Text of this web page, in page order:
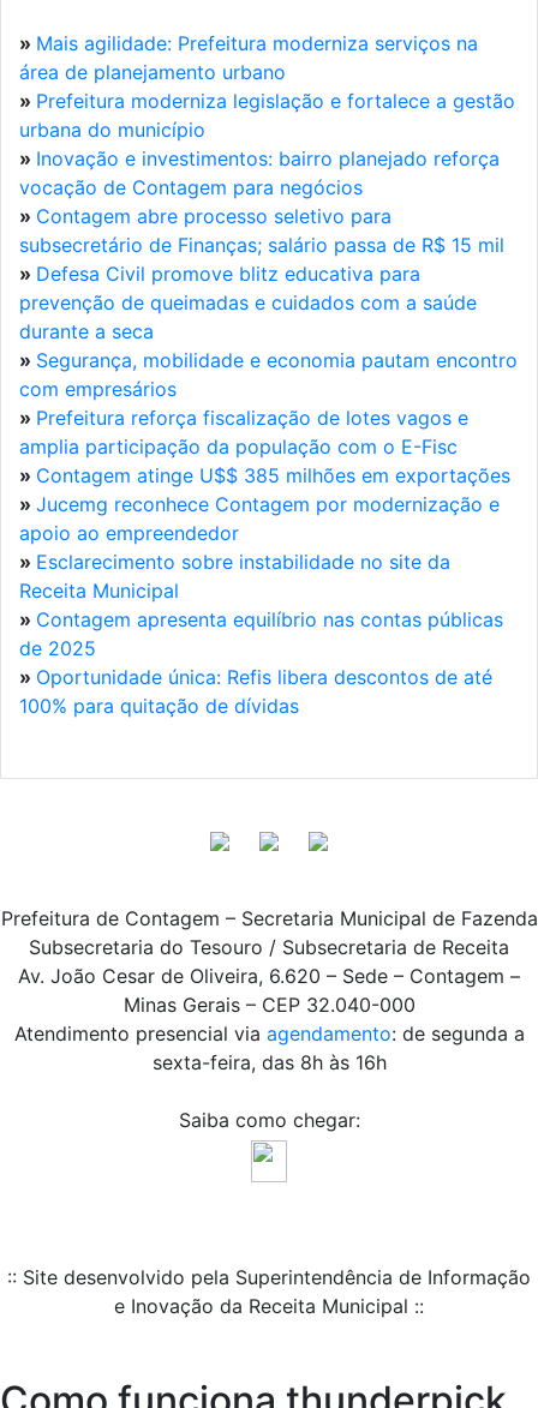
» Mais agilidade: Prefeitura moderniza serviços na
área de planejamento urbano
» Prefeitura moderniza legislação e fortalece a gestão
urbana do município
» Inovação e investimentos: bairro planejado reforça
vocação de Contagem para negócios
» Contagem abre processo seletivo para
subsecretário de Finanças; salário passa de R$ 15 mil
» Defesa Civil promove blitz educativa para
prevenção de queimadas e cuidados com a saúde
durante a seca
» Segurança, mobilidade e economia pautam encontro
com empresários
» Prefeitura reforça fiscalização de lotes vagos e
amplia participação da população com o E-Fisc
» Contagem atinge U$$ 385 milhões em exportações
» Jucemg reconhece Contagem por modernização e
apoio ao empreendedor
» Esclarecimento sobre instabilidade no site da
Receita Municipal
» Contagem apresenta equilíbrio nas contas públicas
de 2025
» Oportunidade única: Refis libera descontos de até
100% para quitação de dívidas
Prefeitura de Contagem – Secretaria Municipal de Fazenda
Subsecretaria do Tesouro / Subsecretaria de Receita
Av. João Cesar de Oliveira, 6.620 – Sede – Contagem –
Minas Gerais – CEP 32.040-000
Atendimento presencial via agendamento: de segunda a
sexta-feira, das 8h às 16h
Saiba como chegar:
:: Site desenvolvido pela Superintendência de Informação
e Inovação da Receita Municipal ::